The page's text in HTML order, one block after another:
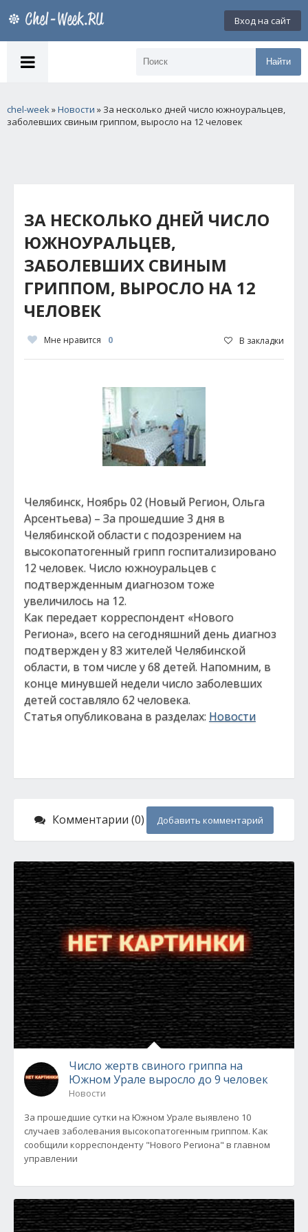
Вход на сайт
Найти
chel-week»Новости » За несколько дней число южноуральцев,
заболевших свиным гриппом, выросло на 12 человек
ЗА НЕСКОЛЬКО ДНЕЙ ЧИСЛО
ЮЖНОУРАЛЬЦЕВ,
ЗАБОЛЕВШИХ СВИНЫМ
ГРИППОМ, ВЫРОСЛО НА 12
ЧЕЛОВЕК
Мне нравится 0 В закладки
Челябинск, Ноябрь 02 (Новый Регион, Ольга
Арсентьева) – За прошедшие 3 дня в
Челябинской области с подозрением на
высокопатогенный грипп госпитализировано
12 человек. Число южноуральцев с
подтвержденным диагнозом тоже
увеличилось на 12.
Как передает корреспондент «Нового
Региона», всего на сегодняшний день диагноз
подтвержден у 83 жителей Челябинской
области, в том числе у 68 детей. Напомним, в
конце минувшей недели число заболевших
детей составляло 62 человека.
Статья опубликована в разделах: Новости
Комментарии (0) Добавить комментарий
Число жертв свиного гриппа на
Южном Урале выросло до 9 человек
Новости
За прошедшие сутки на Южном Урале выявлено 10
случаев заболевания высокопатогенным гриппом. Как
сообщили корреспонденту "Нового Региона" в главном
управлении